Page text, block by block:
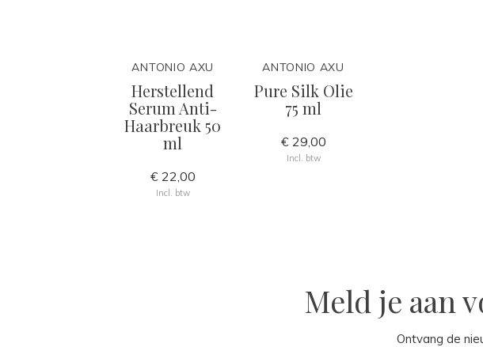
ANTONIO AXU
Herstellend
Serum Anti-
Haarbreuk 50
ml
€ 22,00
Incl. btw
ANTONIO AXU
Pure Silk Olie
75 ml
€ 29,00
Incl. btw
Meld je aan
Ontvang de